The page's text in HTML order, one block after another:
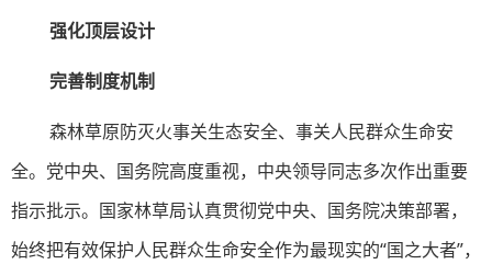
强化顶层设计
完善制度机制
森林草原防灭火事关生态安全、事关人民群众生命安
全。党中央、国务院高度重视，中央领导同志多次作出重要
指示批示。国家林草局认真贯彻党中央、国务院决策部署，
始终把有效保护人民群众生命安全作为最现实的“国之大者”，